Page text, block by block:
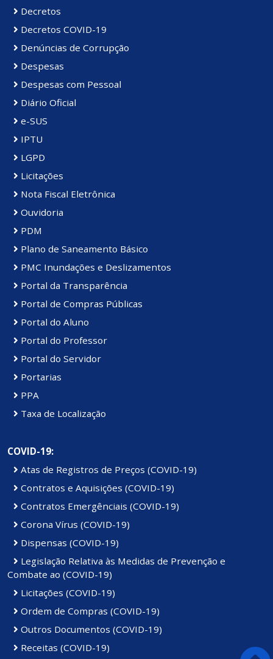
Decretos
Decretos COVID-19
Denúncias de Corrupção
Despesas
Despesas com Pessoal
Diário Oficial
e-SUS
IPTU
LGPD
Licitações
Nota Fiscal Eletrônica
Ouvidoria
PDM
Plano de Saneamento Básico
PMC Inundações e Deslizamentos
Portal da Transparência
Portal de Compras Públicas
Portal do Aluno
Portal do Professor
Portal do Servidor
Portarias
PPA
Taxa de Localização
COVID-19:
Atas de Registros de Preços (COVID-19)
Contratos e Aquisições (COVID-19)
Contratos Emergênciais (COVID-19)
Corona Vírus (COVID-19)
Dispensas (COVID-19)
Legislação Relativa às Medidas de Prevenção e
Combate ao (COVID-19)
Licitações (COVID-19)
Ordem de Compras (COVID-19)
Outros Documentos (COVID-19)
Receitas (COVID-19)